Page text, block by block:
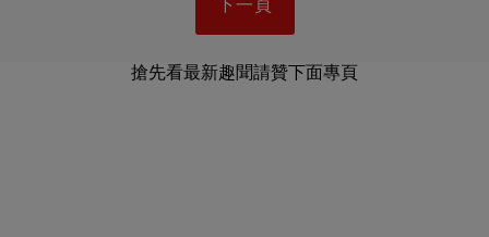
下一頁
搶先看最新趣聞請贊下面專頁